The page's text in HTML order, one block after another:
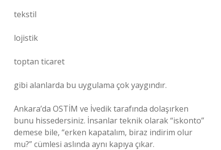
tekstil
lojistik
toptan ticaret
gibi alanlarda bu uygulama çok yaygındır.
Ankara’da OSTİM ve İvedik tarafında dolaşırken
bunu hissedersiniz. İnsanlar teknik olarak “iskonto”
demese bile, “erken kapatalım, biraz indirim olur
mu?” cümlesi aslında aynı kapıya çıkar.